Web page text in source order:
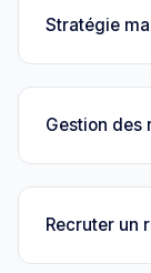
Stratégie
Gestion des
Recruter un